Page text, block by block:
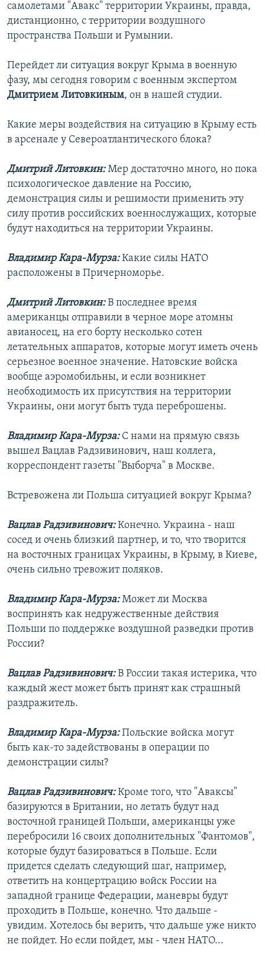
самолетами "Авакс" территории Украины, правда,
дистанционно, с территории воздушного
пространства Польши и Румынии.
Перейдет ли ситуация вокруг Крыма в военную
фазу, мы сегодня говорим с военным экспертом
Дмитрием Литовкиным, он в нашей студии.
Какие меры воздействия на ситуацию в Крыму есть
в арсенале у Североатлантического блока?
Дмитрий Литовкин:Мер достаточно много, но пока
психологическое давление на Россию,
демонстрация силы и решимости применить эту
силу против российских военнослужащих, которые
будут находиться на территории Украины.
Владимир Кара-Мурза:Какие силы НАТО
расположены в Причерноморье.
Дмитрий Литовкин:В последнее время
американцы отправили в черное море атомны
авианосец, на его борту несколько сотен
летательных аппаратов, которые могут иметь очень
серьезное военное значение. Натовские войска
вообще аэромобильны, и если возникнет
необходимость их присутствия на территории
Украины, они могут быть туда переброшены.
Владимир Кара-Мурза: С нами на прямую связь
вышел Вацлав Радзивинович, наш коллега,
корреспондент газеты "Выборча" в Москве.
Встревожена ли Польша ситуацией вокруг Крыма?
Вацлав Радзивинович:Конечно. Украина - наш
сосед и очень близкий партнер, и то, что творится
на восточных границах Украины, в Крыму, в Киеве,
очень сильно тревожит поляков.
Владимир Кара-Мурза:Может ли Москва
воспринять как недружественные действия
Польши по поддержке воздушной разведки против
России?
Вацлав Радзивинович:В России такая истерика, что
каждый жест может быть принят как страшный
раздражитель.
Владимир Кара-Мурза:Польские войска могут
быть как-то задействованы в операции по
демонстрации силы?
Вацлав Радзивинович:Кроме того, что "Аваксы"
базируются в Британии, но летать будут над
восточной границей Польши, американцы уже
перебросили 16 своих дополнительных "Фантомов",
которые будут базироваться в Польше. Если
придется сделать следующий шаг, например,
ответить на концертрацию войск России на
западной границе Федерации, маневры будут
проходить в Польше, конечно. Что дальше -
увидим. Хотелось бы верить, что дальше уже никто
не пойдет. Но если пойдет, мы - член НАТО...